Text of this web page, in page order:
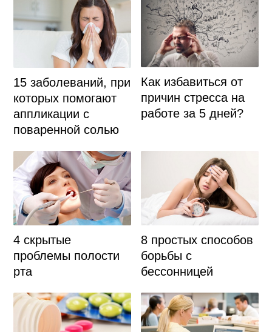
15 заболеваний, при
которых помогают
аппликации с
поваренной солью
Как избавиться от
причин стресса на
работе за 5 дней?
4 скрытые
проблемы полости
рта
8 простых способов
борьбы с
бессонницей